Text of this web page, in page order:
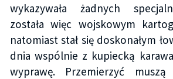
wykazywała żadnych
została więc wojskowym
natomiast stał się doskonałym
dnia wspólnie z kupiecką
wyprawę. Przemierzyć muszą